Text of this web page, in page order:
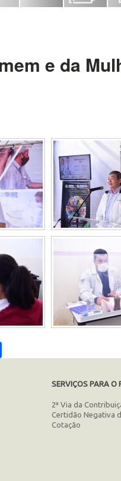
e da
SERVIÇOS PARA O
2ª Via da
Certidão Negativa
Cotação